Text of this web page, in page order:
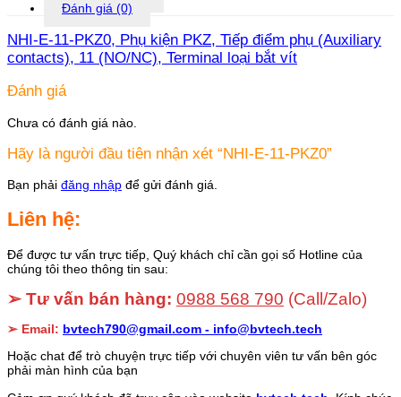
Đánh giá (0)
NHI-E-11-PKZ0, Phụ kiện PKZ, Tiếp điểm phụ (Auxiliary
contacts), 11 (NO/NC), Terminal loại bắt vít
Đánh giá
Chưa có đánh giá nào.
Hãy là người đầu tiên nhận xét “NHI-E-11-PKZ0”
Bạn phải đăng nhập để gửi đánh giá.
Liên hệ:
Để được tư vấn trực tiếp, Quý khách chỉ cần gọi số Hotline của
chúng tôi theo thông tin sau:
➢ Tư vấn bán hàng: 0988 568 790 (Call/Zalo)
➢ Email: bvtech790@gmail.com - info@bvtech.tech
Hoặc chat để trò chuyện trực tiếp với chuyên viên tư vấn bên góc
phải màn hình của bạn